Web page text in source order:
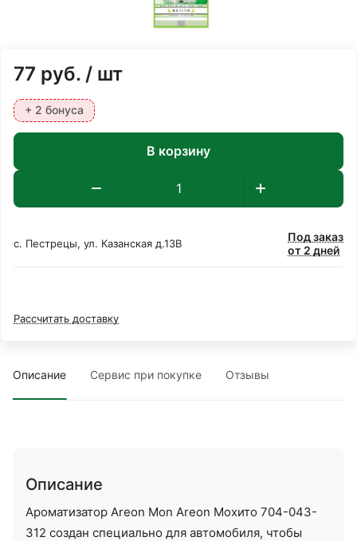
77 руб. / шт
+ 2 бонуса
В корзину
с. Пестрецы, ул. Казанская д.13В
Под заказ
от 2 дней
Рассчитать доставку
Описание Сервис при покупке Отзывы
Описание
Ароматизатор Areon Mon Areon Мохито 704-043-
312 создан специально для автомобиля, чтобы